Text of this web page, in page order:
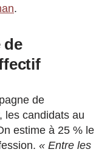
.
de
de
les candidats au
estime à 25 % le
« Entre les